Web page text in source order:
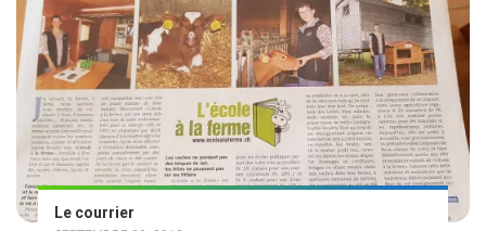
Le courrier